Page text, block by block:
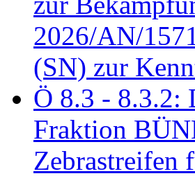
2026/AN/
(SN) zur
Ö 8.3 - 8.3.2:
Fraktion
Zebrastreifen